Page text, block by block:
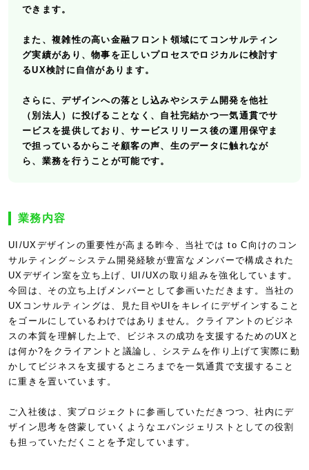
できます。
また、複雑性の高い金融フロント領域にてコンサルティン
グ実績があり、物事を正しいプロセスでロジカルに検討す
るUX検討に自信があります。
さらに、デザインへの落とし込みやシステム開発を他社
（別法人）に投げることなく、自社完結かつ一気通貫でサ
ービスを提供しており、サービスリリース後の運用保守ま
で担っているからこそ顧客の声、生のデータに触れなが
ら、業務を行うことが可能です。
業務内容
UI/UXデザインの重要性が高まる昨今、当社では to C向けのコン
サルティング～システム開発経験が豊富なメンバーで構成された
UXデザイン室を立ち上げ、UI/UXの取り組みを強化しています。
今回は、その立ち上げメンバーとして参画いただきます。当社の
UXコンサルティングは、見た目やUIをキレイにデザインすること
をゴールにしているわけではありません。クライアントのビジネ
スの本質を理解した上で、ビジネスの成功を支援するためのUXと
は何か?をクライアントと議論し、システムを作り上げて実際に動
かしてビジネスを支援するところまでを一気通貫で支援すること
に重きを置いています。
ご入社後は、実プロジェクトに参画していただきつつ、社内にデ
ザイン思考を啓蒙していくようなエバンジェリストとしての役割
も担っていただくことを予定しています。